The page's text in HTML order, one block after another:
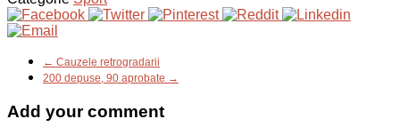
← Cauzele retrogradarii
200 depuse, 90 aprobate →
Add your comment